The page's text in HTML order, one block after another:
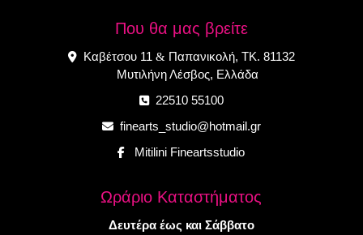
Που θα μας βρείτε
Καβέτσου 11 &Παπανικολή, ΤΚ. 81132
Μυτιλήνη Λέσβος, Ελλάδα
22510 55100
finearts_studio@hotmail.gr
Mitilini Fineartsstudio
Ωράριο Καταστήματος
Δευτέρα έως και Σάββατο